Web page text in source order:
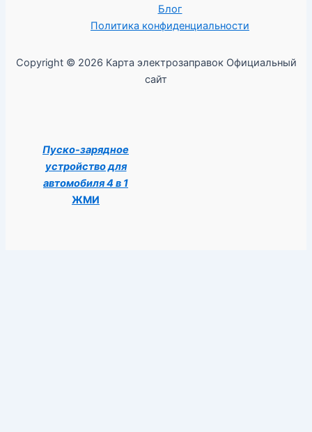
Блог
Политика конфиденциальности
Copyright © 2026 Карта электрозаправок Официальный
сайт
Пуско-зарядное
устройство для
автомобиля 4 в 1
ЖМИ